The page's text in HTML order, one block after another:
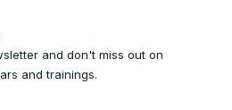
and don't miss out on
and trainings.